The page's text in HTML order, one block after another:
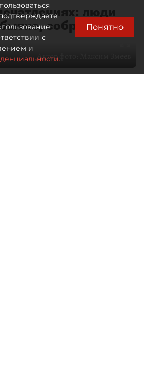
люди
собранное
Автор фото:
с
и
Понятно